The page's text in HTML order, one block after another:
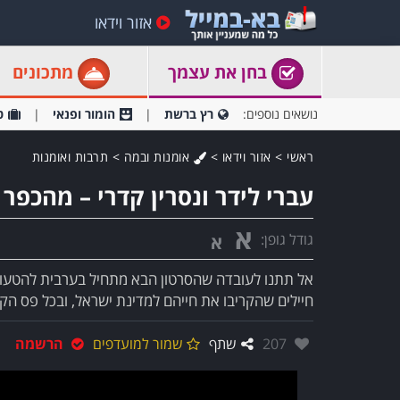
אזור וידאו
בחן את עצמך מתכונים
נושאים נוספים: רץ ברשת הומור ופנאי
ראשי > אזור וידאו > אומנות ובמה > תרבות ואומנות
עברי לידר ונסרין קדרי –
גודל גופן: א א
אל תתנו לעובדה שהסרטון הבא מתחיל בערבית
חיילים שהקריבו את חייהם למדינת ישראל, ובכל פס
אהבו:
207 שתף שמור למועדפים הרשמה